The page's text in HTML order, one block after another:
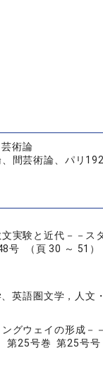
術論
間芸術論、パリ
実験と近代－－ス
号 （頁 30 ～ 51）
英語圏文学，人文
ングウェイの形成
第25号巻 第25号号